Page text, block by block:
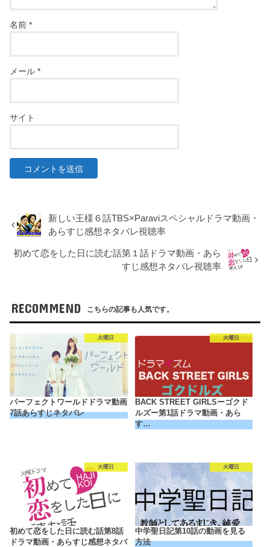
名前*
メール*
サイト
新しい王様６話TBS×Paraviスペシャルドラマ動画・
あらすじ感想ネタバレ視聴率
初めて恋をした日に読む話第１話ドラマ動画・あら
すじ感想ネタバレ視聴率
RECOMMEND こちらの記事も人気です。
火曜日
パーフェクトワールドドラマ動画
7話あらすじネタバレ
火曜日
BACK STREET GIRLSーゴクド
ルズー第1話ドラマ動画・あら
す…
火曜日
初めて恋をした日に読む話第8話
ドラマ動画・あらすじ感想ネタバ
火曜日
中学聖日記第10話の動画を見る
方法